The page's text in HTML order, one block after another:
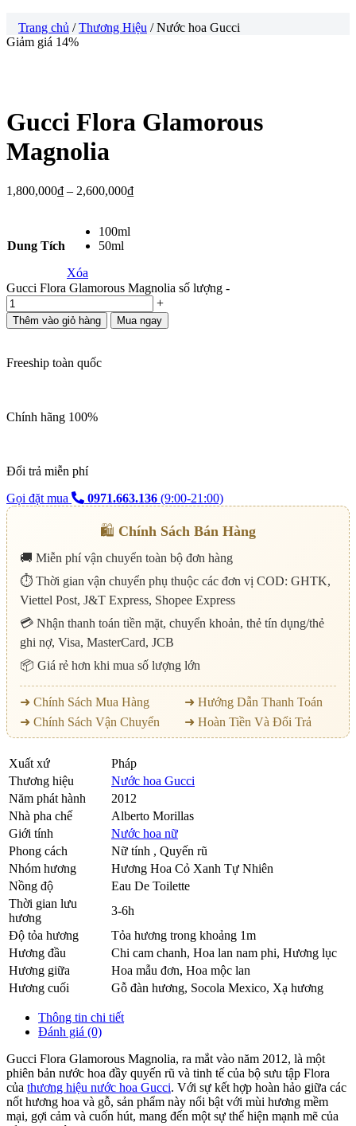
Trang chủ /Thương Hiệu / Nước hoa Gucci
Giảm giá 14%
Gucci Flora Glamorous
Magnolia
1,800,000₫ – 2,600,000₫
Dung Tích
100ml
50ml
Xóa
Gucci Flora Glamorous Magnolia số lượng -
+
Thêm vào giỏ hàng Mua ngay
Freeship toàn quốc
Chính hãng 100%
Đổi trả miễn phí
Gọi đặt mua
0971.663.136 (9:00-21:00)
🛍️ Chính Sách Bán Hàng
🚚 Miễn phí vận chuyển toàn bộ đơn hàng
⏱️ Thời gian vận chuyển phụ thuộc các đơn vị COD: GHTK,
Viettel Post, J&T Express, Shopee Express
💳 Nhận thanh toán tiền mặt, chuyển khoản, thẻ tín dụng/thẻ
ghi nợ, Visa, MasterCard, JCB
📦 Giá rẻ hơn khi mua số lượng lớn
➜ Chính Sách Mua Hàng
➜ Hướng Dẫn Thanh Toán
➜ Chính Sách Vận Chuyển
➜ Hoàn Tiền Và Đổi Trả
Xuất xứ
Pháp
Thương hiệu
Nước hoa Gucci
Năm phát hành
2012
Nhà pha chế
Alberto Morillas
Giới tính
Nước hoa nữ
Phong cách
Nữ tính , Quyến rũ
Nhóm hương
Hương Hoa Cỏ Xanh Tự Nhiên
Nồng độ
Eau De Toilette
Thời gian lưu
hương
3-6h
Độ tỏa hương
Tỏa hương trong khoảng 1m
Hương đầu
Chi cam chanh, Hoa lan nam phi, Hương lục
Hương giữa
Hoa mẫu đơn, Hoa mộc lan
Hương cuối
Gỗ đàn hương, Socola Mexico, Xạ hương
Thông tin chi tiết
Đánh giá (0)
Gucci Flora Glamorous Magnolia, ra mắt vào năm 2012, là một
phiên bản nước hoa đầy quyến rũ và tinh tế của bộ sưu tập Flora
của thương hiệu nước hoa Gucci. Với sự kết hợp hoàn hảo giữa các
nốt hương hoa và gỗ, sản phẩm này nổi bật với mùi hương mềm
mại, gợi cảm và cuốn hút, mang đến một sự thể hiện mạnh mẽ của